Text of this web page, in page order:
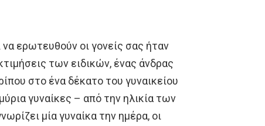
ερωτευθούν οι γονείς σας ήταν
των ειδικών, ένας άνδρας
στο ένα δέκατο του γυναικείου
γυναίκες – από την ηλικία των
μία γυναίκα την ημέρα, οι